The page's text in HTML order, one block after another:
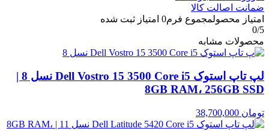
ضمانت اصالت کالا
امتیاز محصولمجموع فرم0 امتیاز ثبت شده
0/5
محصولات مشابه
لپ تاپ استوک Dell Vostro 15 3500 Core i5 نسل 8 |
8GB RAM، 256GB SSD
تومان